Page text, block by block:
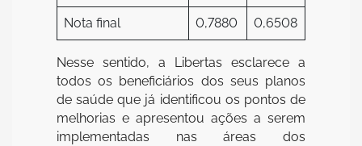
Nota final 0,7880 0,6508
Nesse sentido, a Libertas esclarece a
todos os beneficiários dos seus planos
de saúde que já identificou os pontos de
melhorias e apresentou ações a serem
implementadas nas áreas dos